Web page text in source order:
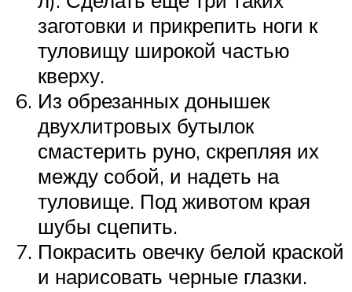
заготовки и прикрепить ноги к
туловищу широкой частью
кверху.
Из обрезанных донышек
двухлитровых бутылок
смастерить руно, скрепляя их
между собой, и надеть на
туловище. Под животом края
шубы сцепить.
Покрасить овечку белой краской
и нарисовать черные глазки.